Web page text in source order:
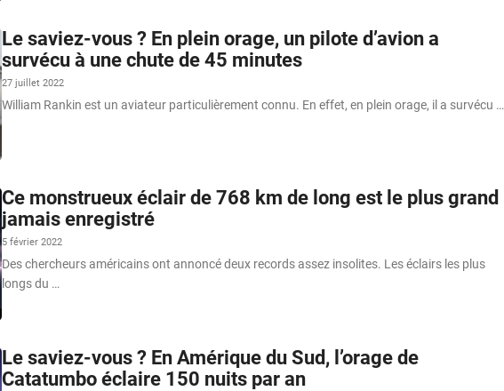
Le saviez-vous ? En plein orage, un pilote d’avion a
survécu à une chute de 45 minutes
27 juillet 2022
William Rankin est un aviateur particulièrement connu. En effet, en plein orage, il a survécu …
Ce monstrueux éclair de 768 km de long est le plus grand
jamais enregistré
5 février 2022
Des chercheurs américains ont annoncé deux records assez insolites. Les éclairs les plus
longs du …
Le saviez-vous ? En Amérique du Sud, l’orage de
Catatumbo éclaire 150 nuits par an